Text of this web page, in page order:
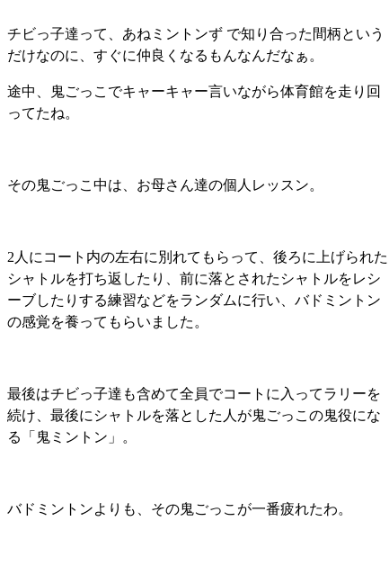
チビっ子達って、あねミントンず で知り合った間柄という
だけなのに、すぐに仲良くなるもんなんだなぁ。
途中、鬼ごっこでキャーキャー言いながら体育館を走り回
ってたね。
その鬼ごっこ中は、お母さん達の個人レッスン。
2人にコート内の左右に別れてもらって、後ろに上げられた
シャトルを打ち返したり、前に落とされたシャトルをレシ
ーブしたりする練習などをランダムに行い、バドミントン
の感覚を養ってもらいました。
最後はチビっ子達も含めて全員でコートに入ってラリーを
続け、最後にシャトルを落とした人が鬼ごっこの鬼役にな
る「鬼ミントン」。
バドミントンよりも、その鬼ごっこが一番疲れたわ。